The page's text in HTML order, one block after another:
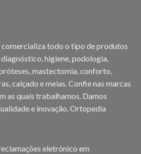
todo o tipo de produtos
higiene, podologia,
mastectomia, conforto,
calçado e meias. Confie nas marcas
as quais trabalhamos. Damos
e inovação. Ortopedia
eletrónico em